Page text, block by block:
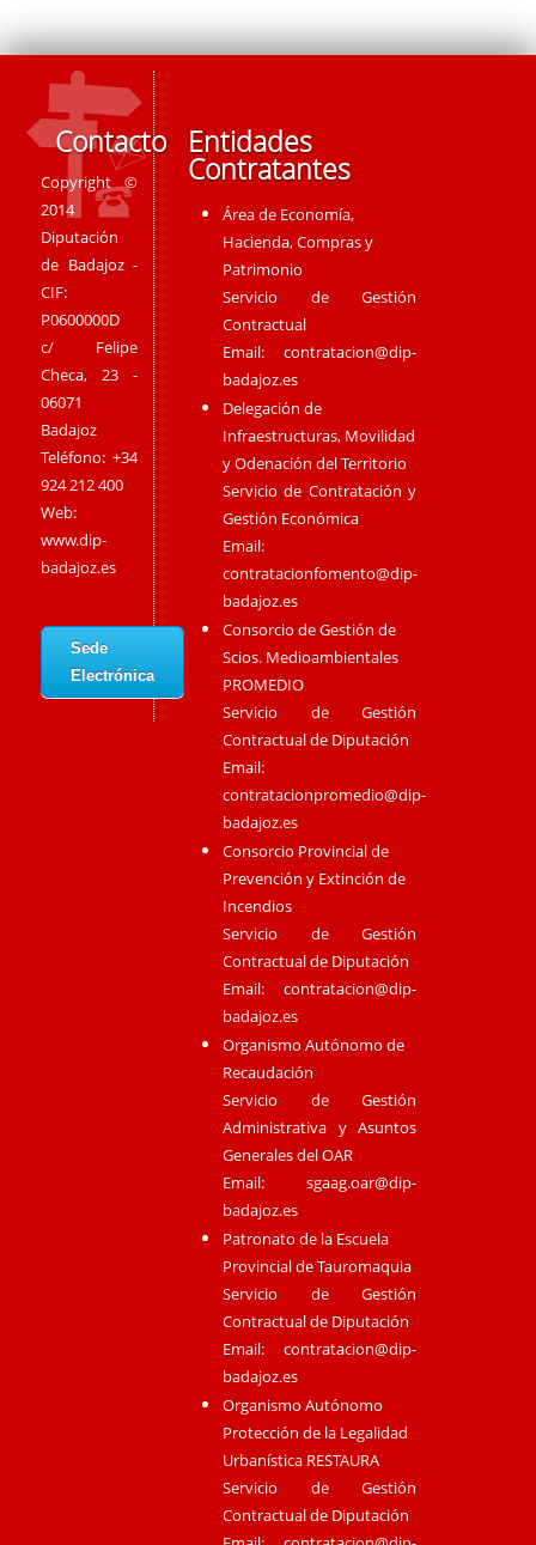
Contacto
Copyright ©
2014
Diputación
de Badajoz -
CIF:
P0600000D
c/ Felipe
Checa, 23 -
06071
Badajoz
Teléfono: +34
924 212 400
Web:
www.dip-
badajoz.es
Sede
Electrónica
Entidades
Contratantes
Área de Economía,
Hacienda, Compras y
Patrimonio
Servicio de Gestión
Contractual
Email:contratacion@dip-
badajoz.es
Delegación de
Infraestructuras, Movilidad
y Odenación del Territorio
Servicio de Contratación y
Gestión Económica
Email:
contratacionfomento@dip-
badajoz.es
Consorcio de Gestión de
Scios. Medioambientales
PROMEDIO
Servicio de Gestión
Contractual de Diputación
Email:
contratacionpromedio@dip-
badajoz.es
Consorcio Provincial de
Prevención y Extinción de
Incendios
Servicio de Gestión
Contractual de Diputación
Email:contratacion@dip-
badajoz.es
Organismo Autónomo de
Recaudación
Servicio de Gestión
Administrativa y Asuntos
Generales del OAR
Email:sgaag.oar@dip-
badajoz.es
Patronato de la Escuela
Provincial de Tauromaquia
Servicio de Gestión
Contractual de Diputación
Email:contratacion@dip-
badajoz.es
Organismo Autónomo
Protección de la Legalidad
Urbanística RESTAURA
Servicio de Gestión
Contractual de Diputación